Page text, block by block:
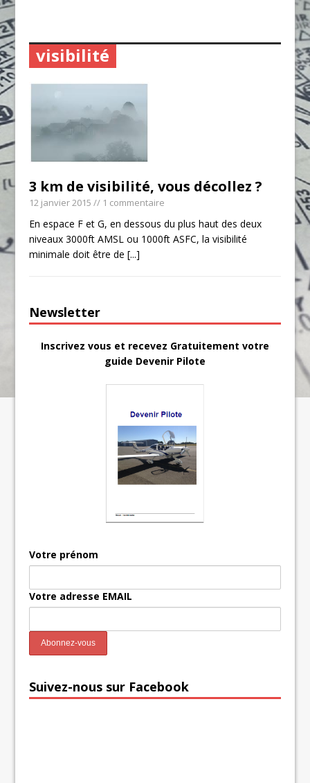
visibilité
3 km de visibilité, vous décollez ?
12 janvier 2015 // 1 commentaire
En espace F et G, en dessous du plus haut des deux
niveaux 3000ft AMSL ou 1000ft ASFC, la visibilité
minimale doit être de[...]
Newsletter
Inscrivez vous et recevez Gratuitement votre
guide Devenir Pilote
Votre prénom
Votre adresse EMAIL
Suivez-nous sur Facebook